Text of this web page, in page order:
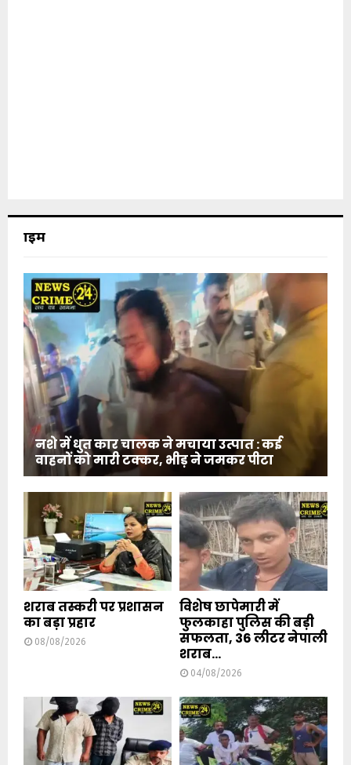
क्राइम
नशे में धुत कार चालक ने मचाया उत्पात : कई
वाहनों को मारी टक्कर, भीड़ ने जमकर पीटा
शराब तस्करी पर प्रशासन
का बड़ा प्रहार
08/08/2026
विशेष छापेमारी में
फुलकाहा पुलिस की बड़ी
सफलता, 36 लीटर नेपाली
शराब...
04/08/2026